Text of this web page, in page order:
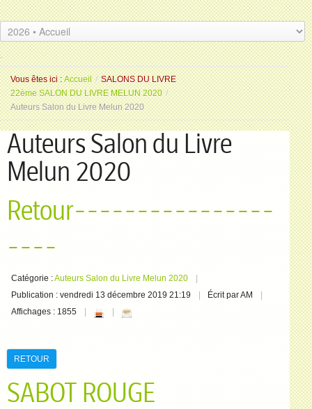
.
.
Vous êtes ici : Accueil / SALONS DU LIVRE
22ème SALON DU LIVRE MELUN 2020 /
Auteurs Salon du Livre Melun 2020
Auteurs Salon du Livre
Melun 2020
Retour----------------
----
Catégorie :Auteurs Salon du Livre Melun 2020
Publication : vendredi 13 décembre 2019 21:19
Écrit par AM
Affichages : 1855
RETOUR
SABOT ROUGE